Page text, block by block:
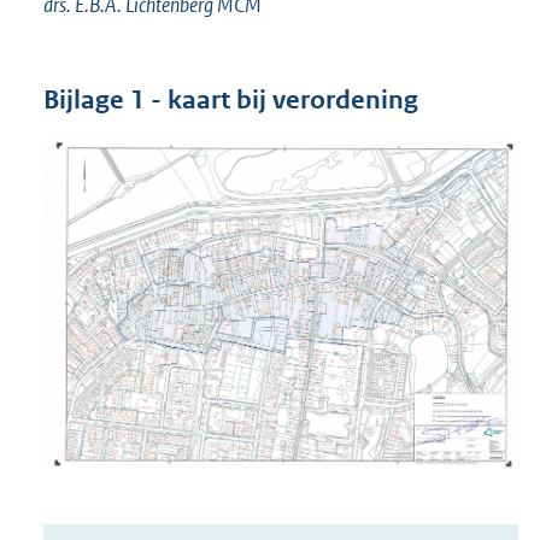
Bijlage 1 - kaart bij verordening